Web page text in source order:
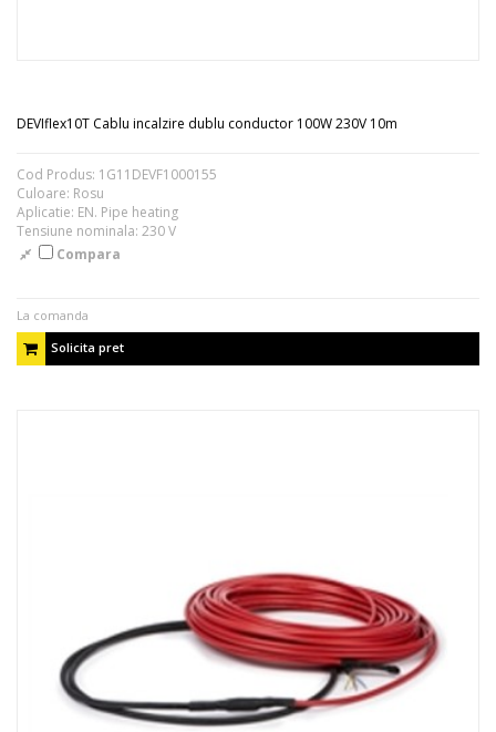
DEVIflex10T Cablu incalzire dublu conductor 100W 230V 10m
Cod Produs: 1G11DEVF1000155
Culoare: Rosu
Aplicatie: EN. Pipe heating
Tensiune nominala: 230 V
Compara
La comanda
Solicita pret